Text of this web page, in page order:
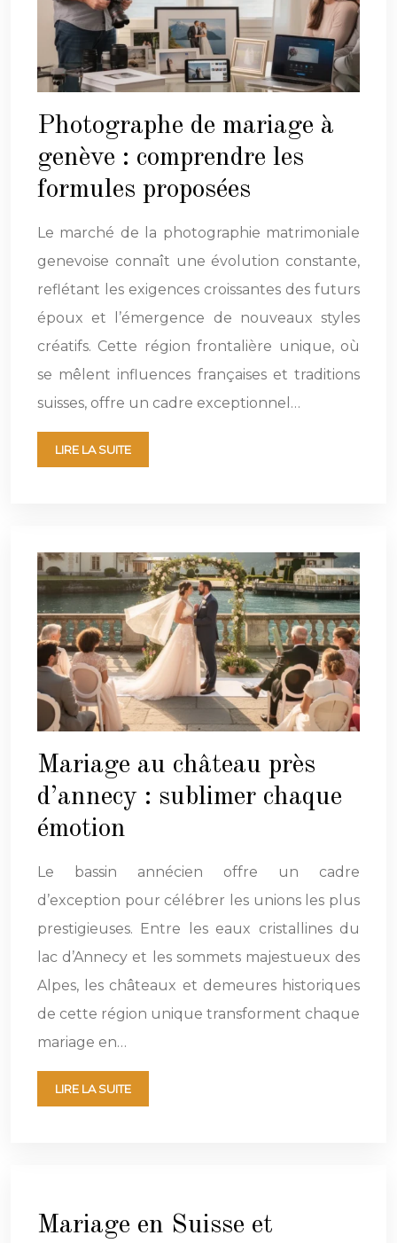
Photographe de mariage à
genève : comprendre les
formules proposées
Le marché de la photographie matrimoniale
genevoise connaît une évolution constante,
reflétant les exigences croissantes des futurs
époux et l’émergence de nouveaux styles
créatifs. Cette région frontalière unique, où
se mêlent influences françaises et traditions
suisses, offre un cadre exceptionnel…
LIRE LA SUITE
Mariage au château près
d’annecy : sublimer chaque
émotion
Le bassin annécien offre un cadre
d’exception pour célébrer les unions les plus
prestigieuses. Entre les eaux cristallines du
lac d’Annecy et les sommets majestueux des
Alpes, les châteaux et demeures historiques
de cette région unique transforment chaque
mariage en…
LIRE LA SUITE
Mariage en Suisse et